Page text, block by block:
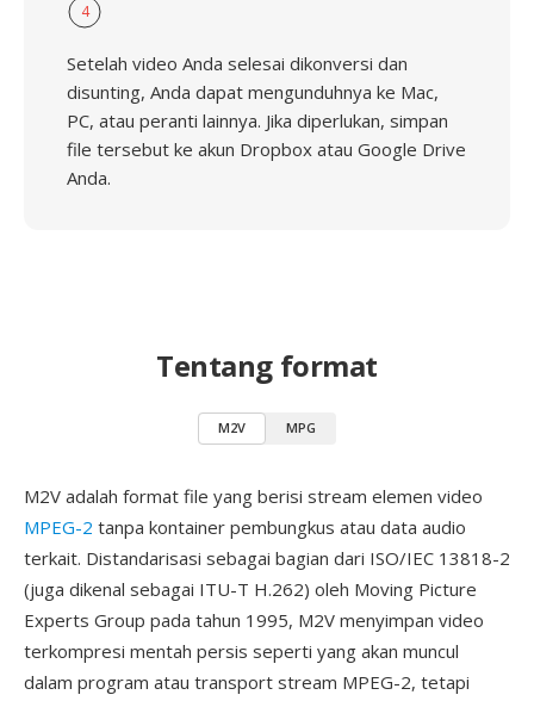
4
Setelah video Anda selesai dikonversi dan
disunting, Anda dapat mengunduhnya ke Mac,
PC, atau peranti lainnya. Jika diperlukan, simpan
file tersebut ke akun Dropbox atau Google Drive
Anda.
Tentang format
M2V MPG
M2V adalah format file yang berisi stream elemen video
MPEG-2 tanpa kontainer pembungkus atau data audio
terkait. Distandarisasi sebagai bagian dari ISO/IEC 13818-2
(juga dikenal sebagai ITU-T H.262) oleh Moving Picture
Experts Group pada tahun 1995, M2V menyimpan video
terkompresi mentah persis seperti yang akan muncul
dalam program atau transport stream MPEG-2, tetapi